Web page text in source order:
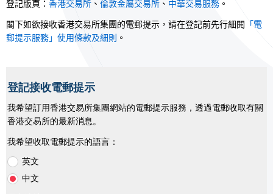
登記版頁： 香港交易所 、 倫敦金屬交易所 、 中華交易服務 。
閣下如欲接收香港交易所集團的電郵提示，請在登記前先行細閱
「電
郵提示服務」使用條款及細則 。